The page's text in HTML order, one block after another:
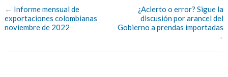
← Informe mensual de
exportaciones colombianas
noviembre de 2022
¿Acierto o error? Sigue la
discusión por arancel del
Gobierno a prendas importadas
→